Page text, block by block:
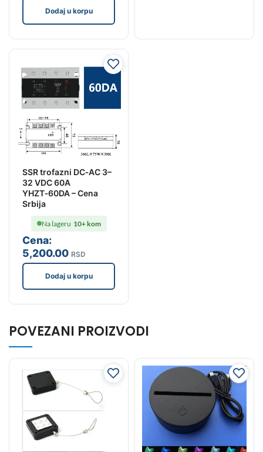
Dodaj u korpu
SSR trofazni DC‑AC 3–
32 VDC 60A
YHZT‑60DA – Cena
Srbija
Cena:
5,200.00 RSD
Na lageru 10+ kom
Dodaj u korpu
POVEZANI PROIZVODI